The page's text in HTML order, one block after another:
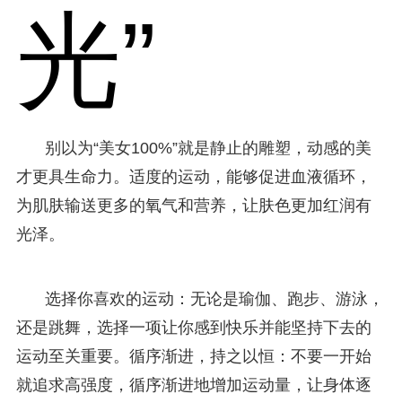
光”
别以为“美女100%”就是静止的雕塑，动感的美
才更具生命力。适度的运动，能够促进血液循环，
为肌肤输送更多的氧气和营养，让肤色更加红润有
光泽。
选择你喜欢的运动：无论是瑜伽、跑步、游泳，
还是跳舞，选择一项让你感到快乐并能坚持下去的
运动至关重要。循序渐进，持之以恒：不要一开始
就追求高强度，循序渐进地增加运动量，让身体逐